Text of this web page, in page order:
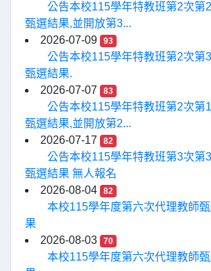
公告本校115學年特教班第2次第
甄選結果,並開放第3...
2026-07-09
93
公告本校115學年特教班第2次第
甄選結果.
2026-07-07
83
公告本校115學年特教班第2次第
甄選結果,並開放第2...
2026-07-17
82
公告本校115學年特教班第3次第
甄選結果 無人報名
2026-08-04
82
本校115學年度第六次代理教師
果
2026-08-03
70
本校115學年度第六次代理教師